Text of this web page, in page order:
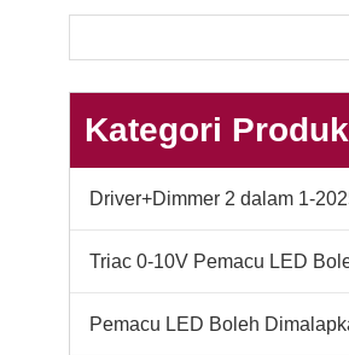
Kategori Produk